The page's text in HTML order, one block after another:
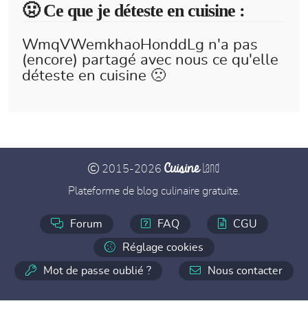
🤢 Ce que je déteste en cuisine :
WmqVWemkhaoHonddLg n'a pas
(encore) partagé avec nous ce qu'elle
déteste en cuisine 🙁
2015-2026 CuisineLand
Plateforme de blog culinaire gratuite.
Forum FAQ CGU
Réglage cookies
Mot de passe oublié ? Nous contacter